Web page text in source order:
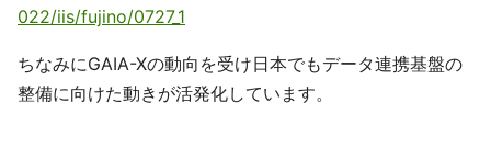
022/iis/fujino/0727_1
ちなみにGAIA-Xの動向を受け日本でもデータ連携基盤の
整備に向けた動きが活発化しています。